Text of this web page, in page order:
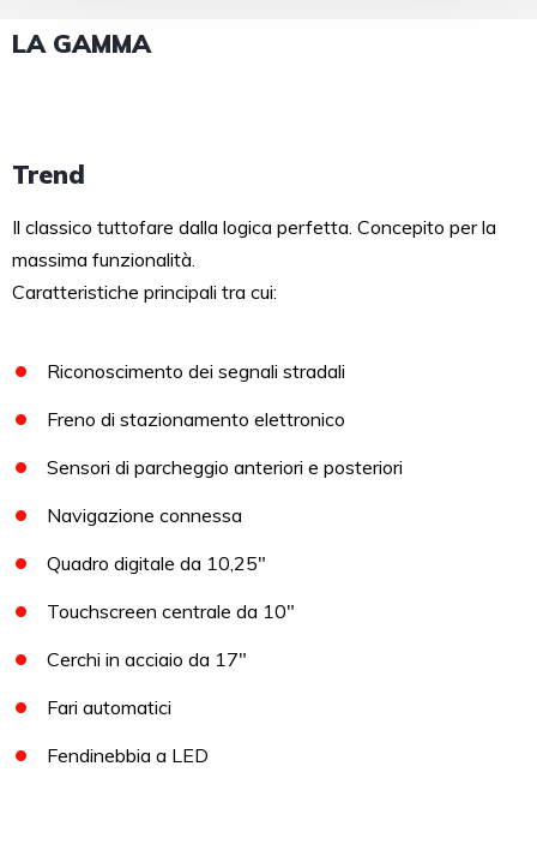
LA GAMMA
Trend
Il classico tuttofare dalla logica perfetta. Concepito per la
massima funzionalità.
Caratteristiche principali tra cui:
Riconoscimento dei segnali stradali
Freno di stazionamento elettronico
Sensori di parcheggio anteriori e posteriori
Navigazione connessa
Quadro digitale da 10,25″
Touchscreen centrale da 10″
Cerchi in acciaio da 17″
Fari automatici
Fendinebbia a LED